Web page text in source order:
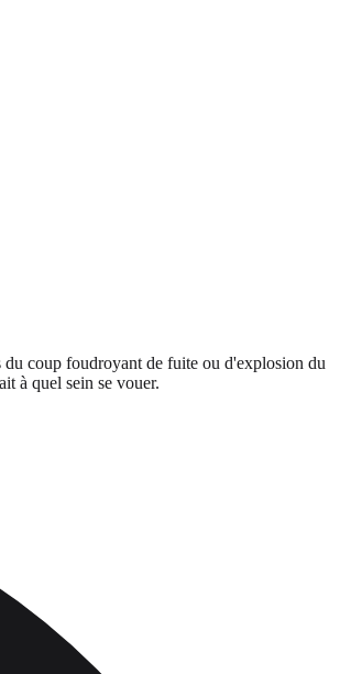
du coup foudroyant de fuite ou d'explosion du
à quel sein se vouer.